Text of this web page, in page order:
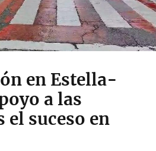
en Estella-
a las
suceso en